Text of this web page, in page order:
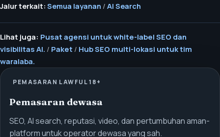
Jalur terkait: Semua layanan / AI Search
Lihat juga: Pusat agensi untuk white-label SEO dan
visibilitas AI. / Paket / Hub SEO multi-lokasi untuk tim
waralaba.
PEMASARAN LAWFUL 18+
Pemasaran dewasa
SEO, AI search, reputasi, video, dan pertumbuhan aman-
platform untuk operator dewasa yang sah.